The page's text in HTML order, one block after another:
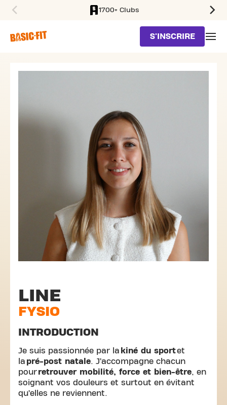
1700+ Clubs
S'INSCRIRE
LINE
FYSIO
INTRODUCTION
Je suis passionnée par la kiné du sportet
la pré-post natale. J’accompagne chacun
pourretrouver mobilité, force et bien-être, en
soignant vos douleurs et surtout en évitant
qu’elles ne reviennent.